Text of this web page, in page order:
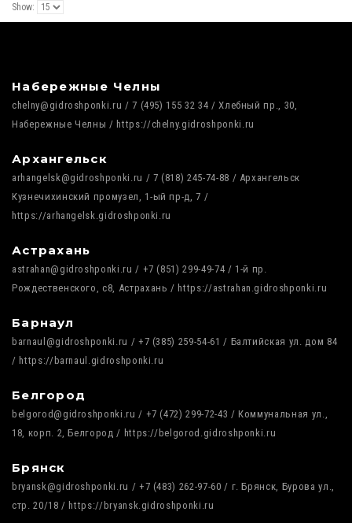
Show:
Набережные Челны
chelny@gidroshponki.ru / 7 (495) 155 32 34 / Хлебный пр., 30,
Набережные Челны / https://chelny.gidroshponki.ru
Архангельск
arhangelsk@gidroshponki.ru / 7 (818) 245-74-88 / Архангельск
Кузнечихинский промузел, 1-ый пр-д, 7 /
https://arhangelsk.gidroshponki.ru
Астрахань
astrahan@gidroshponki.ru / +7 (851) 299-49-74 / 1-й пр.
Рождественского, с8, Астрахань / https://astrahan.gidroshponki.ru
Барнаул
barnaul@gidroshponki.ru / +7 (385) 259-54-61 / Балтийская ул. дом 84
/ https://barnaul.gidroshponki.ru
Белгород
belgorod@gidroshponki.ru / +7 (472) 299-72-43 / Коммунальная ул.,
18, корп. 2, Белгород / https://belgorod.gidroshponki.ru
Брянск
bryansk@gidroshponki.ru / +7 (483) 262-97-60 / г. Брянск, Бурова ул.,
стр. 20/18 / https://bryansk.gidroshponki.ru